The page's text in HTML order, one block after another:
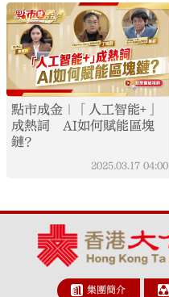
點市成金｜「人工智能+」
成熱詞 AI如何賦能區塊
鏈？
2025.03.17 04:00
集團簡介